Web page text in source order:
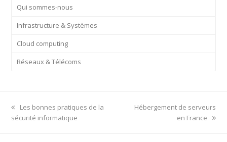
Qui sommes-nous
Infrastructure & Systèmes
Cloud computing
Réseaux & Télécoms
previous
post:
Les bonnes pratiques de la
sécurité informatique
next
Hébergement de serveurs
en France